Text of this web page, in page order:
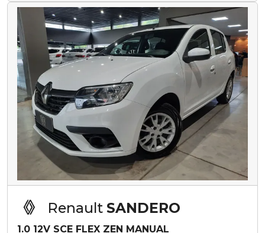
Renault SANDERO
1.0 12V SCE FLEX ZEN MANUAL